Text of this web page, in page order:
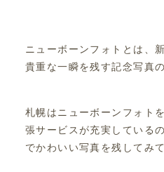
ニューボーンフォトとは、
貴重な一瞬を残す記念写真
札幌はニューボーンフォト
張サービスが充実している
でかわいい写真を残してみ